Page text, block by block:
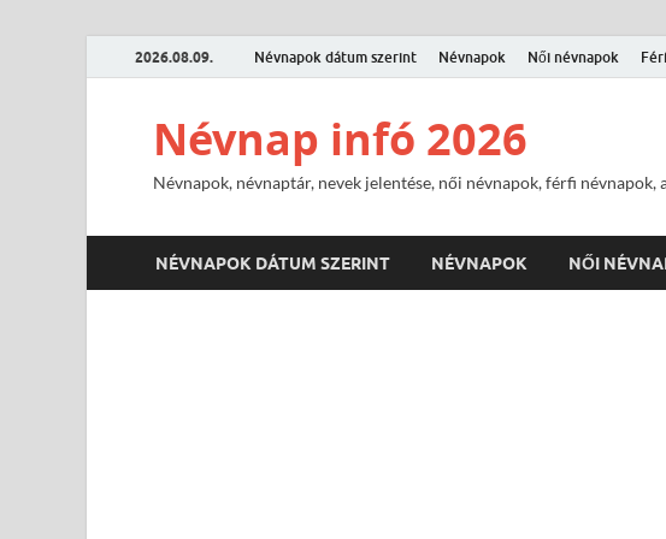
2026.08.09. Névnapok dátum szerint Névnapok Női névnapok
Névnap infó 2026
Névnapok, névnaptár, nevek jelentése, női névnapok, férfi
NÉVNAPOK DÁTUM SZERINT NÉVNAPOK NŐI